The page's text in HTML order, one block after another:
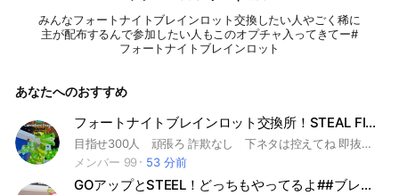
みんなフォートナイトブレインロット交換したい人やごく稀に
主が配布するんで参加したい人もこのオプチャ入ってきてー#
フォートナイトブレインロット
あなたへのおすすめ
フォートナイトブレインロット交換所！STEAL FIGHT GOUP
目指せ300人 頑張ろ 詐欺なし 下ネタは控えてね 即抜けはなるべくなし 悪口なし喧嘩はあまりしないで 話すのもOK 宣伝はノートならいいよ 配布はあり 初心者〜上級者までみんな歓迎🤩 交換もしていいよ交換で仲介を入れない場合は自己責任で頼む みんなで信用をつくろう 別オプでの実績は書かないでください 副官はこのオプのやつは書いていい 副官以上以外は実績について書かないでください スタ連をしたら蹴ります 仲介はここのオプの人じゃない場合は自己責任で頼む 詐欺られても責任は負いません 俺が仲介に入って詐欺られた場合は責任を負います
メンバー 99
53 分前
GOアップとSTEEL！どっちもやってるよ##ブレインロット#交換#配布#交換